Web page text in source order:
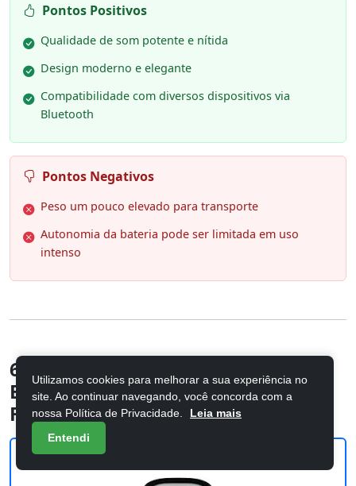
Pontos Positivos
Qualidade de som potente e nítida
Design moderno e elegante
Compatibilidade com diversos dispositivos via
Bluetooth
Pontos Negativos
Peso um pouco elevado para transporte
Autonomia da bateria pode ser limitada em uso
intenso
6. WAAW by ALOK Caixa de Som
BOOM 200 Bluetooth, com 3 Alto-
Falantes, Até
Utilizamos cookies para melhorar a sua experiência no
site. Ao continuar navegando, você concorda com a
nossa Política de Privacidade.
Leia mais
Entendi